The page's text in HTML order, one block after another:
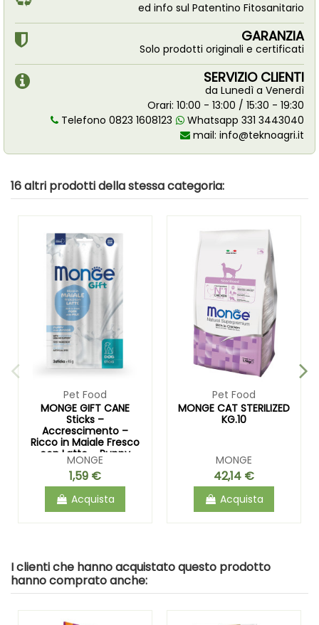
ed info sul Patentino Fitosanitario
GARANZIA
Solo prodotti originali e certificati
SERVIZIO CLIENTI
da Lunedì a Venerdì
Orari: 10:00 - 13:00 / 15:30 - 19:30
Telefono 0823 1608123
Whatsapp 331 3443040
mail: info@teknoagri.it
16 altri prodotti della stessa categoria:
Pet Food
MONGE GIFT CANE
Sticks –
Accrescimento –
Ricco in Maiale Fresco
con Latte – Puppy
and...
MONGE
1,59 €
Acquista
Pet Food
MONGE CAT STERILIZED
KG.10
MONGE
42,14 €
Acquista
I clienti che hanno acquistato questo prodotto
hanno comprato anche: